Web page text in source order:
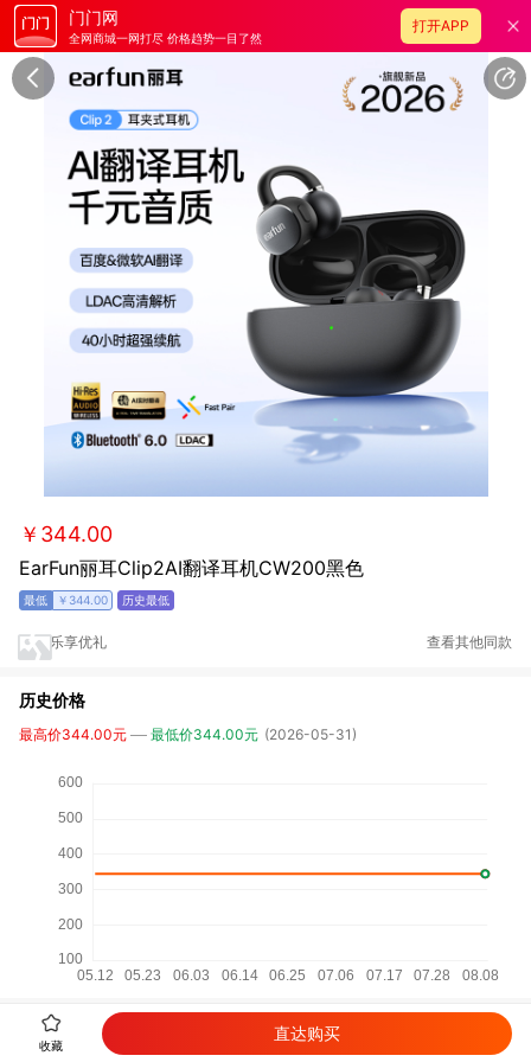
门门网
全网商城一网打尽 价格趋势一目了然
打开APP
￥344.00
EarFun丽耳Clip2AI翻译耳机CW200黑色
￥344.00
乐享优礼 查看其他同款
历史价格
最高价344.00元 最低价344.00元 (2026-05-31)
详细参数
收藏
直达购买